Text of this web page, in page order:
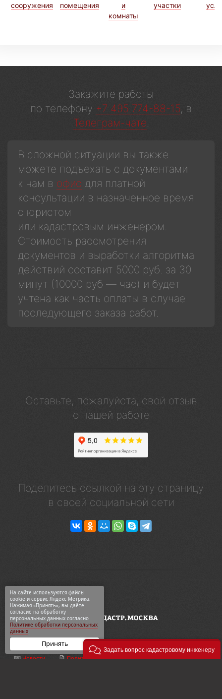
сооружения
помещения
и
комнаты
участки
Закажите работы
по телефону +7 495 774-88-15, в
Телеграм-чате.
В сложной ситуации вы также
можете подъехать с документами
к нам в офис для платной
консультации в назначенное время
с юристом
или кадастровым инженером.
Стоимость рассмотрения
документов и выработки алгоритма
действий составит 5000 руб. за 30
минут (10000 руб — час) и будет
учтена как часть оплаты в случае
последующего заказа работ.
Оставьте, пожалуйста, свой отзыв
о нашей работе
Поделитесь ссылкой на эту страницу
в своей социальной сети
Новости
Политика конф-ти
ООО «Геодезия и кадастр»
На сайте используются файлы
cookie и сервис Яндекс Метрика.
Нажимая «Принять», вы даёте
согласие на обработку
персональных данных согласно
Политике обработки персональных
данных.
Принять
Задать вопрос кадастровому инженеру